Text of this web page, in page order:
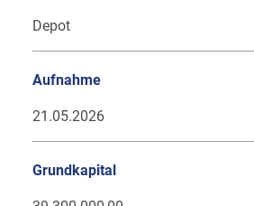
Depot
Aufnahme
21.05.2026
Grundkapital